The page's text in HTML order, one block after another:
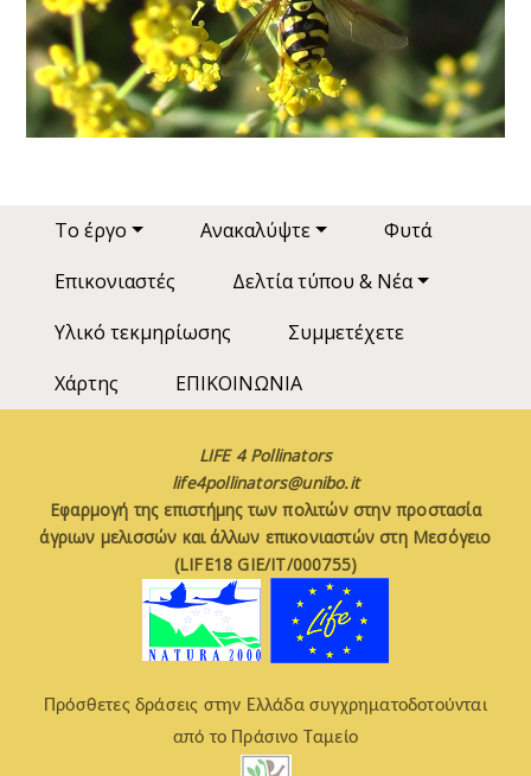
Main navigation
Το έργο Ανακαλύψτε
Φυτά
Επικονιαστές
Δελτία τύπου & Νέα
Υλικό τεκμηρίωσης
Συμμετέχετε
Χάρτης
ΕΠΙΚΟΙΝΩΝΙΑ
LIFE 4 Pollinators
life4pollinators@unibo.it
Εφαρμογή της επιστήμης των πολιτών στην προστασία
άγριων μελισσών και άλλων επικονιαστών στη Μεσόγειο
(LIFE18 GIE/IT/000755)
Πρόσθετες δράσεις στην Ελλάδα συγχρηματοδοτούνται
από το Πράσινο Ταμείο